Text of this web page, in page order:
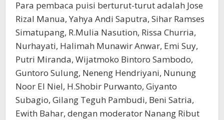
Para pembaca puisi berturut-turut adalah Jose
Rizal Manua, Yahya Andi Saputra, Sihar Ramses
Simatupang, R.Mulia Nasution, Rissa Churria,
Nurhayati, Halimah Munawir Anwar, Emi Suy,
Putri Miranda, Wijatmoko Bintoro Sambodo,
Guntoro Sulung, Neneng Hendriyani, Nunung
Noor El Niel, H.Shobir Purwanto, Giyanto
Subagio, Gilang Teguh Pambudi, Beni Satria,
Ewith Bahar, dengan moderator Nanang Ribut